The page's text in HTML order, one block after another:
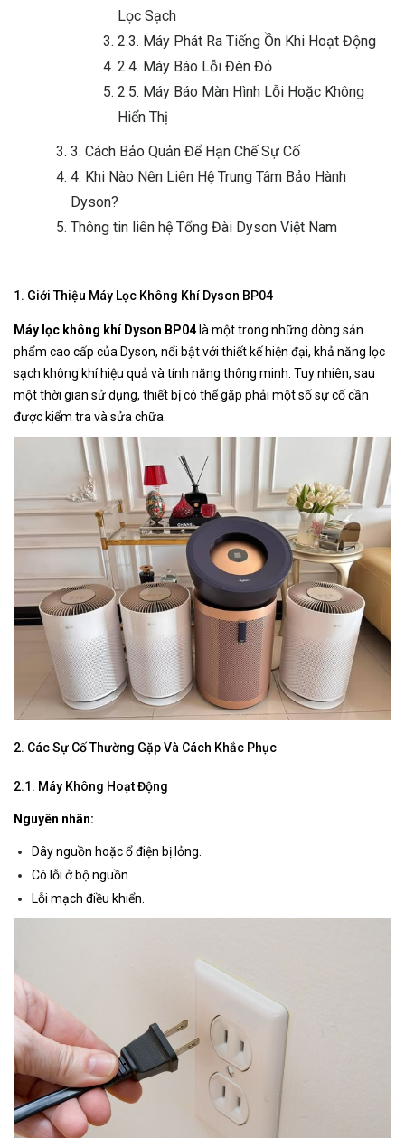
Lọc Sạch
2.3. Máy Phát Ra Tiếng Ồn Khi Hoạt Động
2.4. Máy Báo Lỗi Đèn Đỏ
2.5. Máy Báo Màn Hình Lỗi Hoặc Không
Hiển Thị
3. Cách Bảo Quản Để Hạn Chế Sự Cố
4. Khi Nào Nên Liên Hệ Trung Tâm Bảo Hành
Dyson?
Thông tin liên hệ Tổng Đài Dyson Việt Nam
1. Giới Thiệu Máy Lọc Không Khí Dyson BP04
Máy lọc không khí Dyson BP04là một trong những dòng sản
phẩm cao cấp của Dyson, nổi bật với thiết kế hiện đại, khả năng lọc
sạch không khí hiệu quả và tính năng thông minh. Tuy nhiên, sau
một thời gian sử dụng, thiết bị có thể gặp phải một số sự cố cần
được kiểm tra và sửa chữa.
2. Các Sự Cố Thường Gặp Và Cách Khắc Phục
2.1. Máy Không Hoạt Động
Nguyên nhân:
Dây nguồn hoặc ổ điện bị lỏng.
Có lỗi ở bộ nguồn.
Lỗi mạch điều khiển.